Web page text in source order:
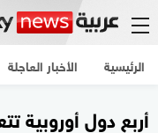
الرئيسية الأخبار العاجلة